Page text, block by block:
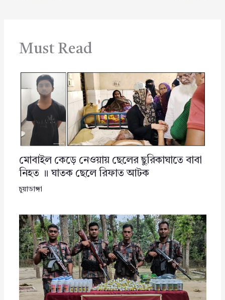
Must Read
মোবাইল কেড়ে নেওয়ায় ছেলের ছুরিকাঘাতে বাবা
নিহত ॥ ঘাতক ছেলে রিফাত আটক
চুয়াডাঙ্গা